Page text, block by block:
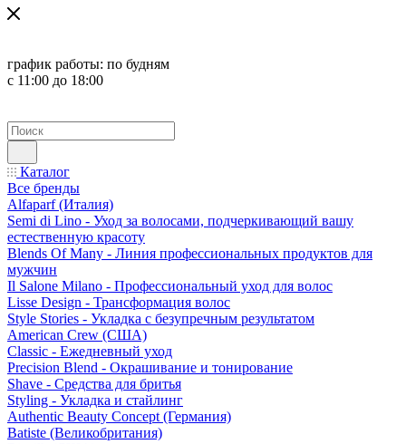
график работы: по будням
с 11:00 до 18:00
Каталог
Все бренды
Alfaparf (Италия)
Semi di Lino - Уход за волосами, подчеркивающий вашу
естественную красоту
Blends Of Many - Линия профессиональных продуктов для
мужчин
Il Salone Milano - Профессиональный уход для волос
Lisse Design - Трансформация волос
Style Stories - Укладка с безупречным результатом
American Crew (США)
Classic - Ежедневный уход
Precision Blend - Окрашивание и тонирование
Shave - Средства для бритья
Styling - Укладка и стайлинг
Authentic Beauty Concept (Германия)
Batiste (Великобритания)